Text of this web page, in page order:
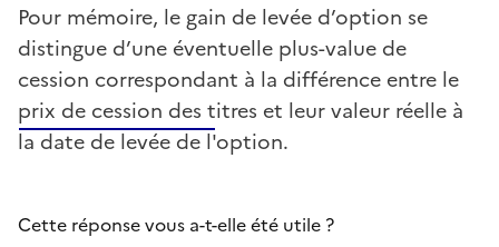
Pour mémoire, le gain de levée d’option se
distingue d’une éventuelle plus-value de
cession correspondant à la différence entre le
prix de cession des titres et leur valeur réelle à
la date de levée de l'option.
Cette réponse vous a-t-elle été utile ?